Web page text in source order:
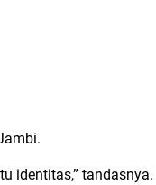
identitas,” tandasnya.